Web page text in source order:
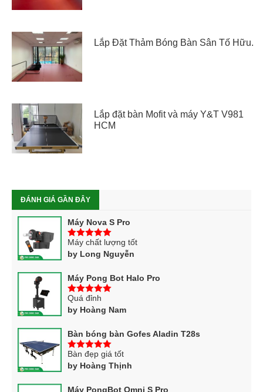
Lắp Đặt Thảm Bóng Bàn Sân Tố Hữu.
Lắp đặt bàn Mofit và máy Y&T V981
HCM
ĐÁNH GIÁ GẦN ĐÂY
Máy Nova S Pro
5trên 5
Máy chất lượng tốt
by Long Nguyễn
Máy Pong Bot Halo Pro
5trên 5
Quá đỉnh
by Hoàng Nam
Bàn bóng bàn Gofes Aladin T28s
5trên 5
Bàn đẹp giá tốt
by Hoàng Thịnh
Máy PongBot Omni S Pro